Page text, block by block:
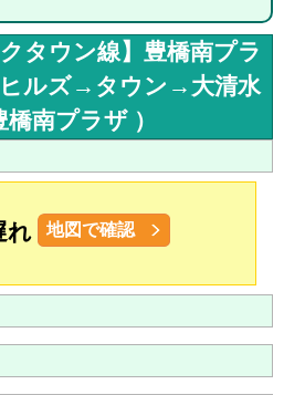
クタウン線】豊橋南プラ
ルズ→タウン→大清水
南プラザ ）
れ 地図で確認